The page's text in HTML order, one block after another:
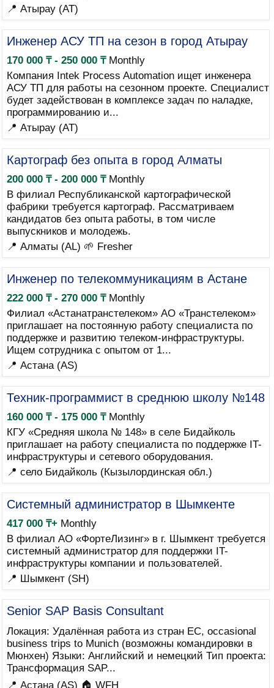
📍 Атырау (AT)
Инженер АСУ ТП на сезон в город Атырау
170 000 ₸ - 250 000 ₸Monthly
Компания Intek Process Automation ищет инженера
АСУ ТП для работы на сезонном проекте. Специалист
будет задействован в комплексе задач по наладке,
программированию и...
📍 Атырау (AT)
Картограф без опыта в город Алматы
200 000 ₸ - 200 000 ₸Monthly
В филиал Республиканской картографической
фабрики требуется картограф. Рассматриваем
кандидатов без опыта работы, в том числе
выпускников и молодежь.
📍 Алматы (AL) 🌱 Fresher
Инженер по телекоммуникациям в Астане
222 000 ₸ - 270 000 ₸Monthly
Филиал «Астанатранстелеком» АО «Транстелеком»
приглашает на постоянную работу специалиста по
поддержке и развитию телеком-инфраструктуры.
Ищем сотрудника с опытом от 1...
📍 Астана (AS)
Техник-программист в среднюю школу №148
160 000 ₸ - 175 000 ₸Monthly
КГУ «Средняя школа № 148» в селе Бидайколь
приглашает на работу специалиста по поддержке IT-
инфраструктуры и сетевого оборудования.
📍 село Бидайколь (Кызылординская обл.)
Системный администратор в Шымкенте
417 000 ₸+Monthly
В филиал АО «ФортеЛизинг» в г. Шымкент требуется
системный администратор для поддержки IT-
инфраструктуры компании и пользователей.
📍 Шымкент (SH)
Senior SAP Basis Consultant
Локация: Удалённая работа из стран ЕС, occasional
business trips to Munich (возможны командировки в
Мюнхен) Языки: Английский и немецкий Тип проекта:
Трансформация SAP...
📍 Астана (AS) 🏠 WFH